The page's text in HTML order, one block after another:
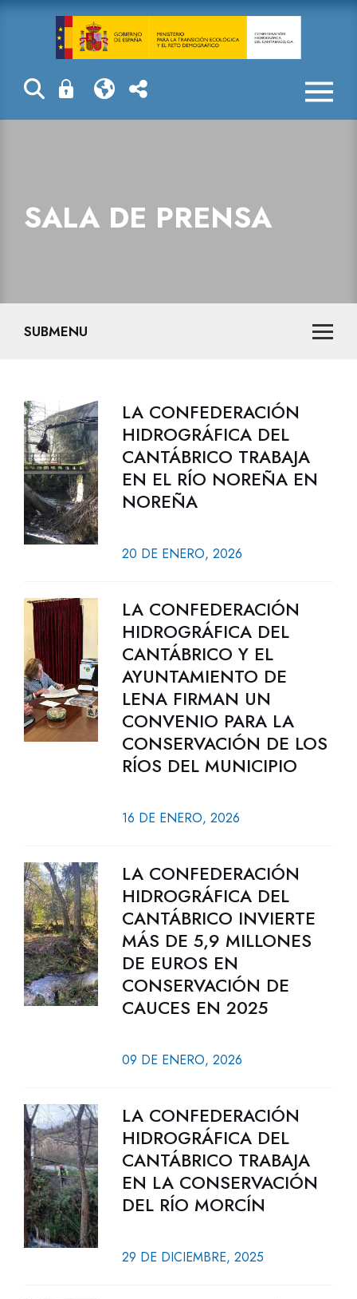
Sala de prensa
SALA DE PRENSA
SUBMENU
LA CONFEDERACIÓN
HIDROGRÁFICA DEL
CANTÁBRICO TRABAJA
EN EL RÍO NOREÑA EN
NOREÑA
20 DE ENERO, 2026
LA CONFEDERACIÓN
HIDROGRÁFICA DEL
CANTÁBRICO Y EL
AYUNTAMIENTO DE
LENA FIRMAN UN
CONVENIO PARA LA
CONSERVACIÓN DE LOS
RÍOS DEL MUNICIPIO
16 DE ENERO, 2026
LA CONFEDERACIÓN
HIDROGRÁFICA DEL
CANTÁBRICO INVIERTE
MÁS DE 5,9 MILLONES
DE EUROS EN
CONSERVACIÓN DE
CAUCES EN 2025
09 DE ENERO, 2026
LA CONFEDERACIÓN
HIDROGRÁFICA DEL
CANTÁBRICO TRABAJA
EN LA CONSERVACIÓN
DEL RÍO MORCÍN
29 DE DICIEMBRE, 2025